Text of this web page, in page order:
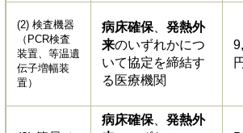
(2) 検査機器
（PCR検査
装置、等温遺
伝子増幅装
置）
病床確保、 発熱外
来のいずれかにつ
いて協定を締結す
る医療機関
病床確保、 発熱外